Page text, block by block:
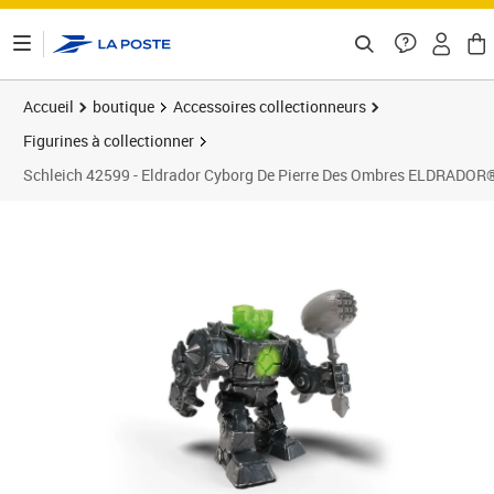
Accueil boutique
Accessoires collectionneurs
Figurines à collectionner
Schleich 42599 - Eldrador Cyborg De Pierre Des Ombres